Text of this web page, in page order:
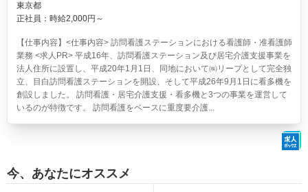
東京都
正社員：時給2,000円～
【仕事内容】<仕事内容> 訪問看護ステーションにおける看護師・准看護師
業務 <求人PR> 平成16年、訪問看護ステーション及び居宅介護支援事業を
法人住所に設置し、平成20年1月1日、同地において㈱リープとして完全独
立、目白訪問看護ステーションを開設、そして平成26年9月1日に看多機を
創設しました。 訪問看護・居宅介護支援・看多機と3つの事業を運営して
いるのが特徴です。 訪問看護をベースに重度要介護...
今、あなたにオススメ